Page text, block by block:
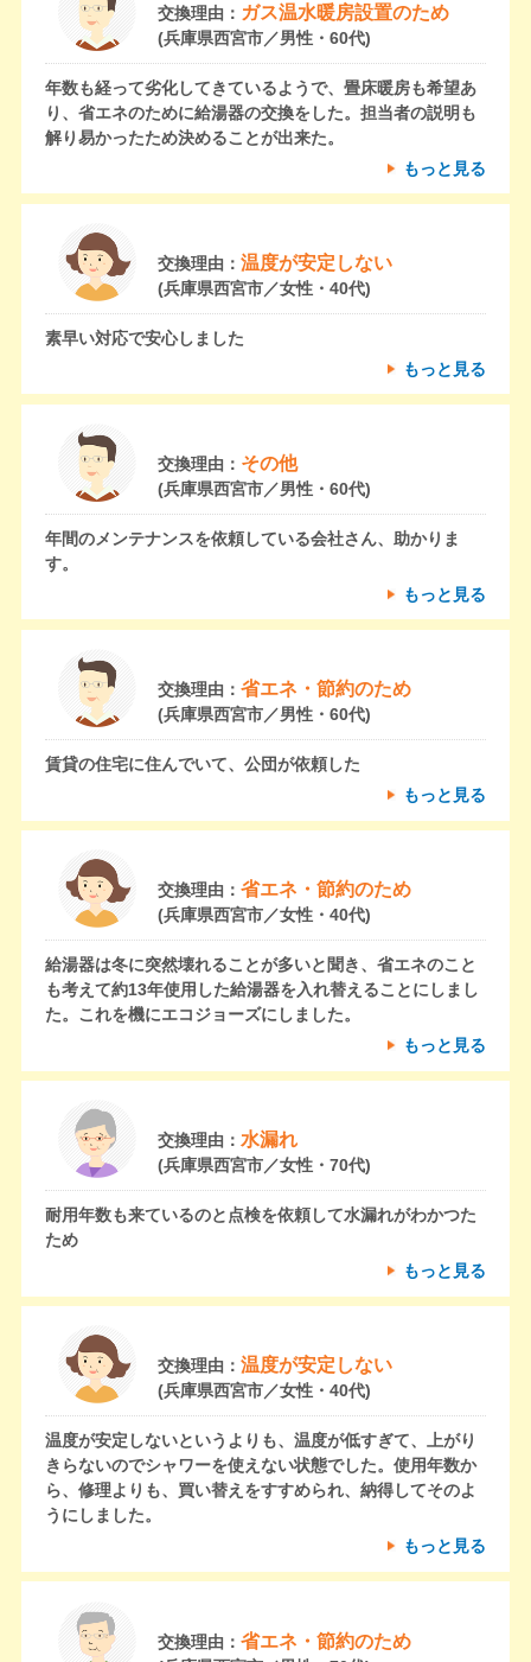
交換理由： ガス温水暖房設置のため
(兵庫県西宮市／男性・60代)
年数も経って劣化してきているようで、畳床暖房も希望あ
り、省エネのために給湯器の交換をした。担当者の説明も
解り易かったため決めることが出来た。
もっと見る
交換理由： 温度が安定しない
(兵庫県西宮市／女性・40代)
素早い対応で安心しました
もっと見る
交換理由： その他
(兵庫県西宮市／男性・60代)
年間のメンテナンスを依頼している会社さん、助かりま
す。
もっと見る
交換理由： 省エネ・節約のため
(兵庫県西宮市／男性・60代)
賃貸の住宅に住んでいて、公団が依頼した
もっと見る
交換理由： 省エネ・節約のため
(兵庫県西宮市／女性・40代)
給湯器は冬に突然壊れることが多いと聞き、省エネのこと
も考えて約13年使用した給湯器を入れ替えることにしまし
た。これを機にエコジョーズにしました。
もっと見る
交換理由： 水漏れ
(兵庫県西宮市／女性・70代)
耐用年数も来ているのと点検を依頼して水漏れがわかつた
ため
もっと見る
交換理由： 温度が安定しない
(兵庫県西宮市／女性・40代)
温度が安定しないというよりも、温度が低すぎて、上がり
きらないのでシャワーを使えない状態でした。使用年数か
ら、修理よりも、買い替えをすすめられ、納得してそのよ
うにしました。
もっと見る
交換理由： 省エネ・節約のため